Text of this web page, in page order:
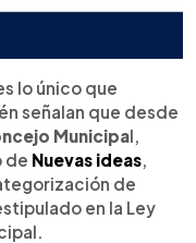
lo único que
señalan que desde
Municipal,
de Nuevas ideas
de
en la Ley